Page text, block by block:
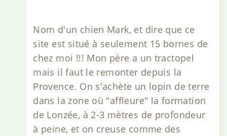
Nom d'un chien Mark, et dire que ce
site est situé à seulement 15 bornes de
chez moi !!! Mon père a un tractopel
mais il faut le remonter depuis la
Provence. On s'achète un lopin de terre
dans la zone où "affleure" la formation
de Lonzée, à 2-3 mètres de profondeur
à peine, et on creuse comme des